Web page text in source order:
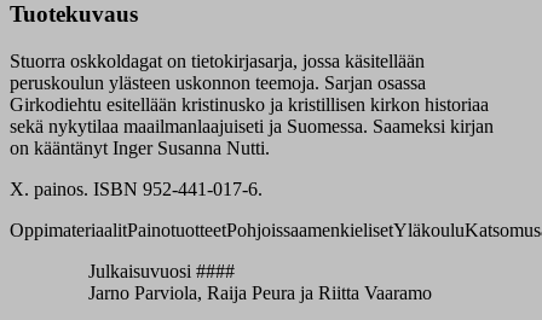
Tuotekuvaus
Stuorra oskkoldagat on tietokirjasarja, jossa käsitellään
peruskoulun ylästeen uskonnon teemoja. Sarjan osassa
Girkodiehtu esitellään kristinusko ja kristillisen kirkon historiaa
sekä nykytilaa maailmanlaajuiseti ja Suomessa. Saameksi kirjan
on kääntänyt Inger Susanna Nutti.
X. painos. ISBN 952-441-017-6.
OppimateriaalitPainotuotteetPohjoissaamenkielisetYläkoulu
Julkaisuvuosi ####
Jarno Parviola, Raija Peura ja Riitta Vaaramo